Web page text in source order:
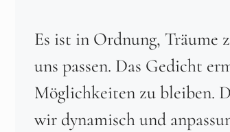
Es ist in Ordnung, Träume
uns passen. Das Gedicht
Möglichkeiten zu bleiben.
wir dynamisch und